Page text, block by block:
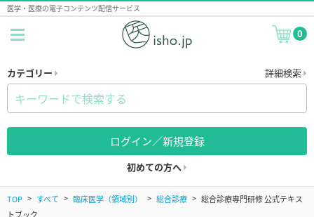
医学・医療の電子コンテンツ配信サービス
0
カテゴリー 詳細検索
ログイン／新規登録
初めての方へ
TOP すべて 臨床医学（領域別） 総合診療
総合診療専門研修 公式テキス
トブック